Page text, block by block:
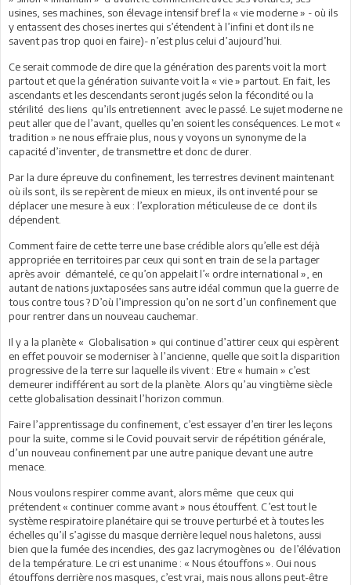
usines, ses machines, son élevage intensif bref la « vie moderne » - où ils
y entassent des choses inertes qui s’étendent à l’infini et dont ils ne
savent pas trop quoi en faire)- n’est plus celui d’aujourd’hui.
Ce serait commode de dire que la génération des parents voit la mort
partout et que la génération suivante voit la « vie » partout. En fait, les
ascendants et les descendants seront jugés selon la fécondité ou la
stérilité des liens qu’ils entretiennent avec le passé. Le sujet moderne ne
peut aller que de l’avant, quelles qu’en soient les conséquences. Le mot «
tradition » ne nous effraie plus, nous y voyons un synonyme de la
capacité d’inventer, de transmettre et donc de durer.
Par la dure épreuve du confinement, les terrestres devinent maintenant
où ils sont, ils se repèrent de mieux en mieux, ils ont inventé pour se
déplacer une mesure à eux : l’exploration méticuleuse de ce dont ils
dépendent.
Comment faire de cette terre une base crédible alors qu’elle est déjà
appropriée en territoires par ceux qui sont en train de se la partager
après avoir démantelé, ce qu’on appelait l’« ordre international », en
autant de nations juxtaposées sans autre idéal commun que la guerre de
tous contre tous ? D’où l’impression qu’on ne sort d’un confinement que
pour rentrer dans un nouveau cauchemar.
Il y a la planète « Globalisation » qui continue d’attirer ceux qui espèrent
en effet pouvoir se moderniser à l’ancienne, quelle que soit la disparition
progressive de la terre sur laquelle ils vivent : Etre « humain » c’est
demeurer indifférent au sort de la planète. Alors qu’au vingtième siècle
cette globalisation dessinait l’horizon commun.
Faire l’apprentissage du confinement, c’est essayer d’en tirer les leçons
pour la suite, comme si le Covid pouvait servir de répétition générale,
d’un nouveau confinement par une autre panique devant une autre
menace.
Nous voulons respirer comme avant, alors même que ceux qui
prétendent « continuer comme avant » nous étouffent. C’est tout le
système respiratoire planétaire qui se trouve perturbé et à toutes les
échelles qu’il s’agisse du masque derrière lequel nous haletons, aussi
bien que la fumée des incendies, des gaz lacrymogènes ou de l’élévation
de la température. Le cri est unanime : « Nous étouffons ». Oui nous
étouffons derrière nos masques, c’est vrai, mais nous allons peut-être